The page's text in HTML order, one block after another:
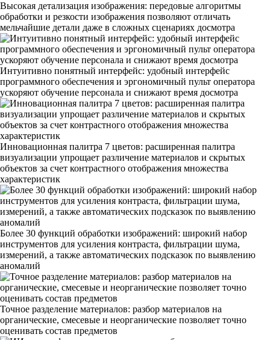
Высокая детализация изображения: передовые алгоритмы
обработки и резкости изображения позволяют отличать
мельчайшие детали даже в сложных сценариях досмотра
Интуитивно понятный интерфейс: удобный интерфейс
программного обеспечения и эргономичный пульт оператора
ускоряют обучение персонала и снижают время досмотра
Инновационная палитра 7 цветов: расширенная палитра
визуализации упрощает различение материалов и скрытых
объектов за счет контрастного отображения множества
характеристик
Более 30 функций обработки изображений: широкий набор
инструментов для усиления контраста, фильтрации шума,
измерений, а также автоматических подсказок по выявлению
аномалий
Точное разделение материалов: разбор материалов на
органические, смесевые и неорганические позволяет точно
оценивать состав предметов